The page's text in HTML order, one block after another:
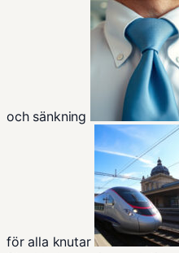
och sänkning
för alla knutar